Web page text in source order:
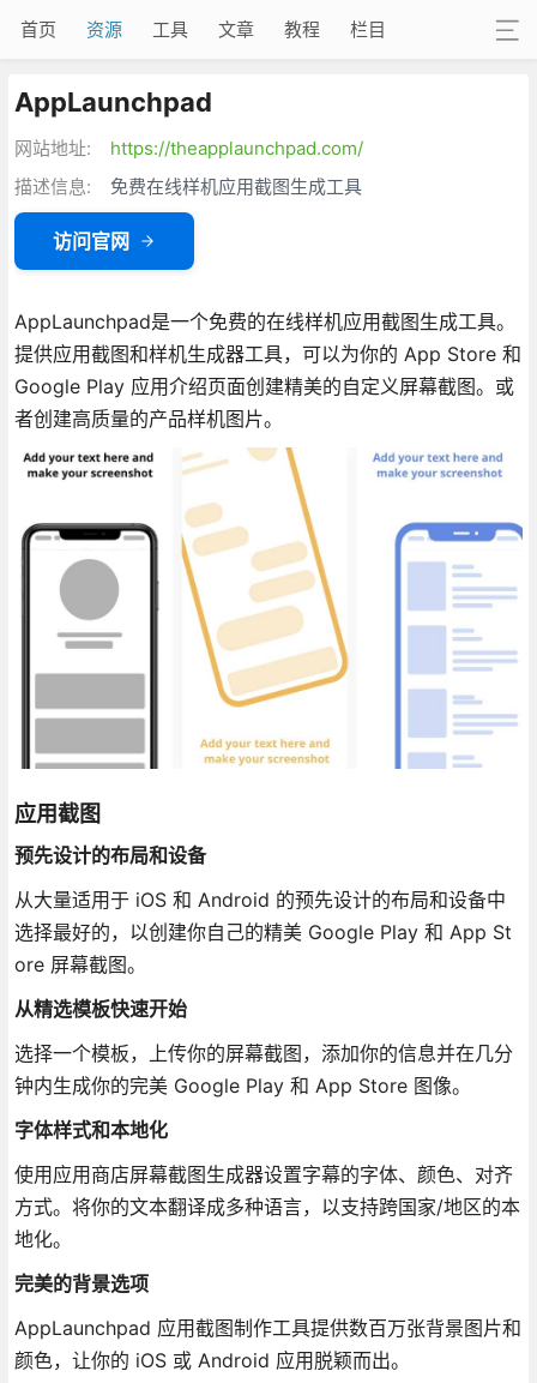
首页 资源 工具 文章 教程 栏目
AppLaunchpad
网站地址:
https://theapplaunchpad.com/
描述信息:
免费在线样机应用截图生成工具
访问官网
AppLaunchpad是一个免费的在线样机应用截图生成工具。
提供应用截图和样机生成器工具，可以为你的 App Store 和
Google Play 应用介绍页面创建精美的自定义屏幕截图。或
者创建高质量的产品样机图片。
应用截图
预先设计的布局和设备
从大量适用于 iOS 和 Android 的预先设计的布局和设备中
选择最好的，以创建你自己的精美 Google Play 和 App St
ore 屏幕截图。
从精选模板快速开始
选择一个模板，上传你的屏幕截图，添加你的信息并在几分
钟内生成你的完美 Google Play 和 App Store 图像。
字体样式和本地化
使用应用商店屏幕截图生成器设置字幕的字体、颜色、对齐
方式。将你的文本翻译成多种语言，以支持跨国家/地区的本
地化。
完美的背景选项
AppLaunchpad 应用截图制作工具提供数百万张背景图片和
颜色，让你的 iOS 或 Android 应用脱颖而出。